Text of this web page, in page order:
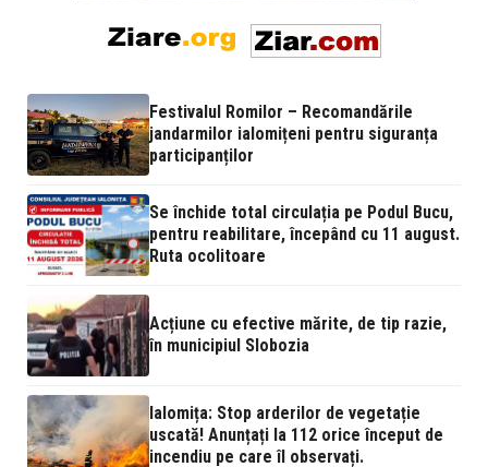
Festivalul Romilor – Recomandările
jandarmilor ialomițeni pentru siguranța
participanților
Se închide total circulația pe Podul Bucu,
pentru reabilitare, începând cu 11 august.
Ruta ocolitoare
Acțiune cu efective mărite, de tip razie,
în municipiul Slobozia
Ialomița: Stop arderilor de vegetație
uscată! Anunțați la 112 orice început de
incendiu pe care îl observați.